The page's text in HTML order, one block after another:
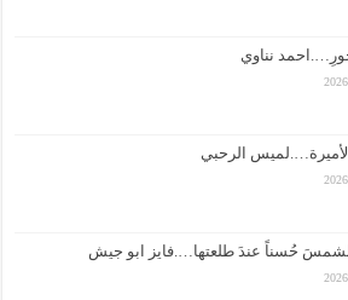
نناوي
الرحبي
حُسناً عندَ طلعتها….فايز ابو جيش